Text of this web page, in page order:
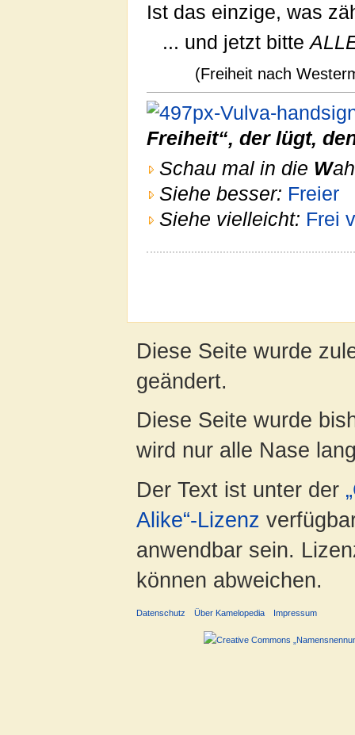
Ist das einzige, was
... und jetzt bitte
(Freiheit nach
Freiheit“, der lügt,
Schau mal in die W
Siehe besser: Freier
Siehe vielleicht: Frei
Diese Seite wurde
geändert.
Diese Seite wurde
wird nur alle Nase
Der Text ist unter der
Alike“-Lizenz
anwendbar sein.
können abweichen.
Datenschutz Über Kamelopedia Impressum